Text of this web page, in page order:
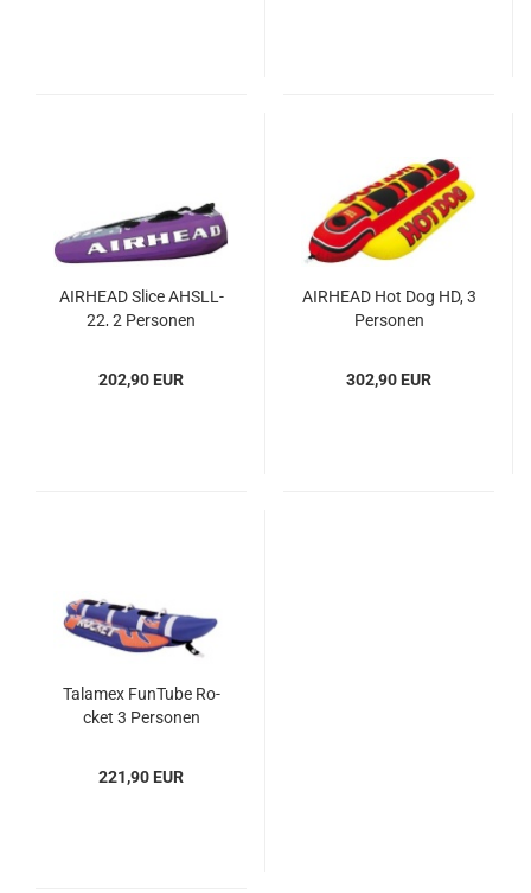
AIR­HEAD Slice AHSLL-​​
22, 2 Per­so­nen
202,90 EUR
AIR­HEAD Hot Dog HD, 3
Per­so­nen
302,90 EUR
Tal­amex Fun­Tu­be Ro­
cket 3 Per­so­nen
221,90 EUR